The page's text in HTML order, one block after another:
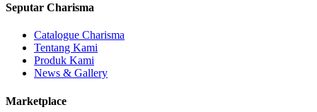
Seputar Charisma
Catalogue Charisma
Tentang Kami
Produk Kami
News & Gallery
Marketplace